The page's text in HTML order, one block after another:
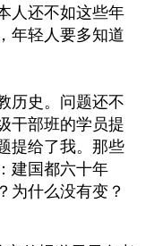
人还不如这些年
年轻人要多知道
历史。问题还不
干部班的学员提
提给了我。那些
建国都六十年
为什么没有变？